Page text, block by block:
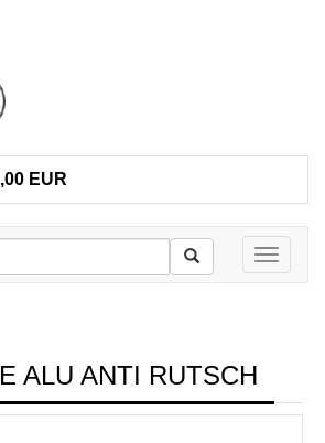
EUR
Toggle
ALU ANTI RUTSCH